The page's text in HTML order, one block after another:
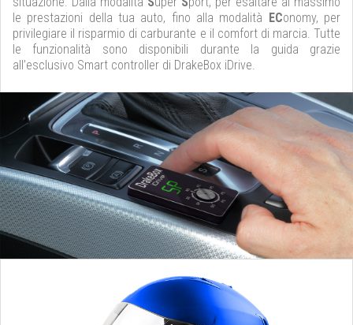
le prestazioni della tua auto, fino alla modalità EConomy, per
privilegiare il risparmio di carburante e il comfort di marcia. Tutte
le funzionalità sono disponibili durante la guida grazie
all’esclusivo Smart controller di DrakeBox iDrive.